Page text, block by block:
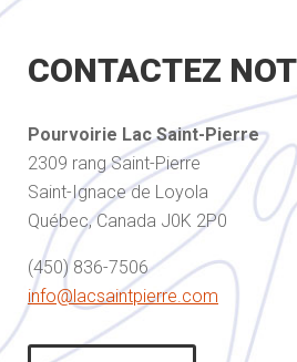
CONTACTEZ
Pourvoirie Lac Saint-Pierre
2309 rang Saint-Pierre
Saint-Ignace de Loyola
Québec, Canada J0K 2P0
(450) 836-7506
info@lacsaintpierre.com